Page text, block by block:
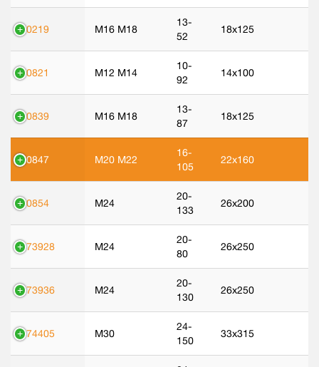
70219 M16 M18
13-
52
18x125
70821 M12 M14
10-
92
14x100
70839 M16 M18
13-
87
18x125
70847 M20 M22
16-
105
22x160
70854 M24
20-
133
26x200
373928 M24
20-
80
26x250
373936 M24
20-
130
26x250
374405 M30
24-
150
33x315